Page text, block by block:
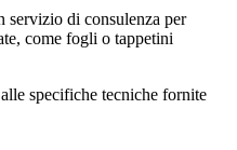
servizio di consulenza per
come fogli o tappetini
specifiche tecniche fornite